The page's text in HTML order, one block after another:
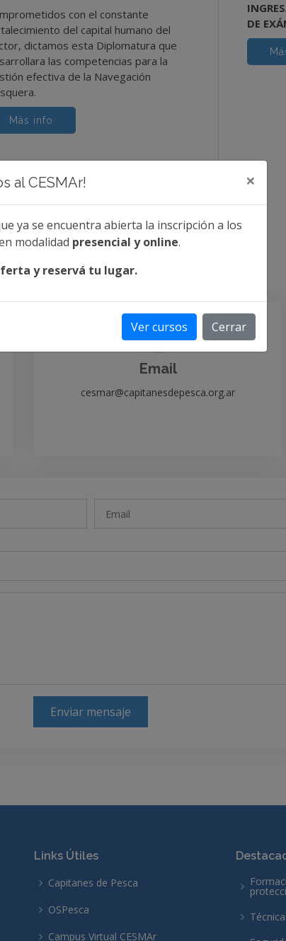
con el constante
del capital humano del
dictamos esta Diplomatura que
las competencias para la
efectiva de la Navegación
Más info
DE
Contacto
Email
cesmar@capitanesdepesca.org.ar
Enviar mensaje
Links Útiles
Capitanes de Pesca
OSPesca
Campus Virtual CESMAr
al CESMAr! ×
ya se encuentra abierta la inscripción a los
modalidad presencial y online.
y reservá tu lugar.
Ver cursos Cerrar